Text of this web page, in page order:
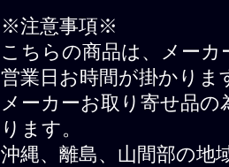
※注意事項※
こちらの商品は、メー
営業日お時間が掛かりま
メーカーお取り寄せ品
ります。
沖縄、離島、山間部の地